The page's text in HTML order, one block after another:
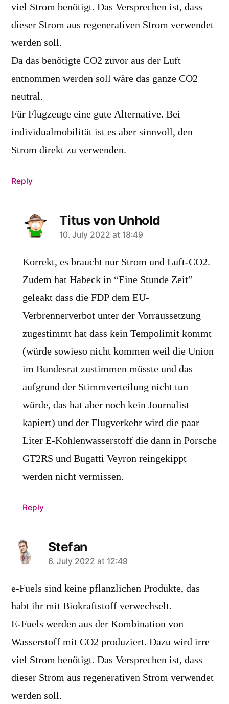
viel Strom benötigt. Das Versprechen ist, dass
dieser Strom aus regenerativen Strom verwendet
werden soll.
Da das benötigte CO2 zuvor aus der Luft
entnommen werden soll wäre das ganze CO2
neutral.
Für Flugzeuge eine gute Alternative. Bei
individualmobilität ist es aber sinnvoll, den
Strom direkt zu verwenden.
Reply
Titus von Unhold
says:
10. July 2022 at 18:49
Korrekt, es braucht nur Strom und Luft-CO2.
Zudem hat Habeck in “Eine Stunde Zeit”
geleakt dass die FDP dem EU-
Verbrennerverbot unter der Vorraussetzung
zugestimmt hat dass kein Tempolimit kommt
(würde sowieso nicht kommen weil die Union
im Bundesrat zustimmen müsste und das
aufgrund der Stimmverteilung nicht tun
würde, das hat aber noch kein Journalist
kapiert) und der Flugverkehr wird die paar
Liter E-Kohlenwasserstoff die dann in Porsche
GT2RS und Bugatti Veyron reingekippt
werden nicht vermissen.
Reply
Stefan
says:
6. July 2022 at 12:49
e-Fuels sind keine pflanzlichen Produkte, das
habt ihr mit Biokraftstoff verwechselt.
E-Fuels werden aus der Kombination von
Wasserstoff mit CO2 produziert. Dazu wird irre
viel Strom benötigt. Das Versprechen ist, dass
dieser Strom aus regenerativen Strom verwendet
werden soll.